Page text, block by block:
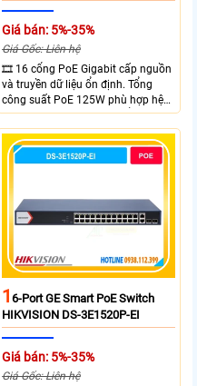
Giá bán: 5%-35%
Giá Gốc: Liên hệ
🎞 16 cổng PoE Gigabit cấp nguồn
và truyền dữ liệu ổn định. Tổng
công suất PoE 125W phù hợp hệ
thống camera IP vừa. 2 cổng RJ45
Gigabit và 2 cổng quang SFP mở
rộng linh hoạt. Hỗ trợ truyền PoE
xa tối đa lên đến 300 mét.
16-Port GE Smart PoE Switch
HIKVISION DS-3E1520P-EI
Giá bán: 5%-35%
Giá Gốc: Liên hệ